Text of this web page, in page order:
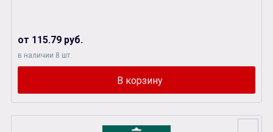
от 115.79 руб.
в наличии 8 шт.